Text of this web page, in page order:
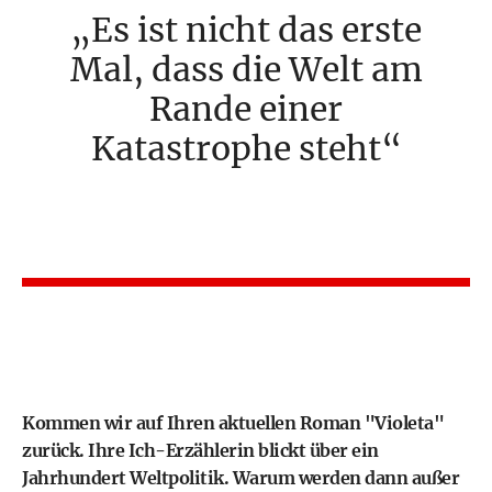
Es ist nicht das erste
Mal, dass die Welt am
Rande einer
Katastrophe steht
Kommen wir auf Ihren aktuellen Roman "Violeta"
zurück. Ihre Ich-Erzählerin blickt über ein
Jahrhundert Weltpolitik. Warum werden dann außer